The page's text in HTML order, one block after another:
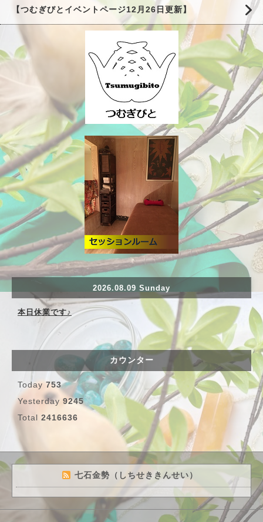
【つむぎびとイベントページ12月26日更新】
2026.08.09 Sunday
本日休業です♪
カウンター
Today 753
Yesterday 9245
Total 2416636
七石金勢（しちせききんせい）